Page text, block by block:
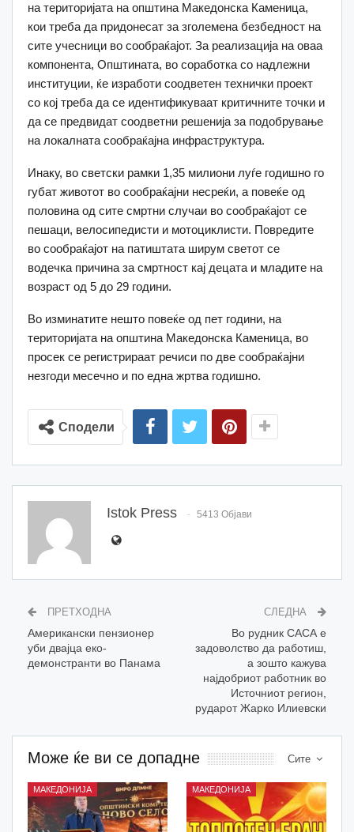
на територијата на општина Македонска Каменица,
кои треба да придонесат за зголемена безбедност на
сите учесници во сообраќајот. За реализација на оваа
компонента, Општината, во соработка со надлежни
институции, ќе изработи соодветен технички проект
со кој треба да се идентификуваат критичните точки и
да се предвидат соодветни решенија за подобрување
на локалната сообраќајна инфраструктура.
Инаку, во светски рамки 1,35 милиони луѓе годишно го
губат животот во сообраќајни несреќи, а повеќе од
половина од сите смртни случаи во сообраќајот се
пешаци, велосипедисти и мотоциклисти. Повредите
во сообраќајот на патиштата ширум светот се
водечка причина за смртност кај децата и младите на
возраст од 5 до 29 години.
Во изминатите нешто повеќе од пет години, на
територијата на општина Македонска Каменица, во
просек се регистрираат речиси по две сообраќајни
незгоди месечно и по една жртва годишно.
Сподели
Istok Press 5413 Објави
ПРЕТХОДНА
Американски пензионер
уби двајца еко-
демонстранти во Панама
СЛЕДНА
Во рудник САСА е
задоволство да работиш,
а зошто кажува
најдобриот работник во
Источниот регион,
рударот Жарко Илиевски
Сите
Може ќе ви се допадне
МАКЕДОНИЈА МАКЕДОНИЈА